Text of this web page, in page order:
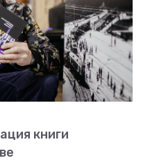
книги